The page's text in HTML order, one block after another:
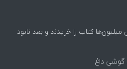
کتاب را خریدند و بعد نابود
گوشی داغ